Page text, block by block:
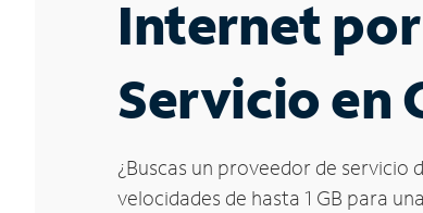
Internet
Servicio en
¿Buscas un proveedor de servicio
velocidades de hasta 1 GB para